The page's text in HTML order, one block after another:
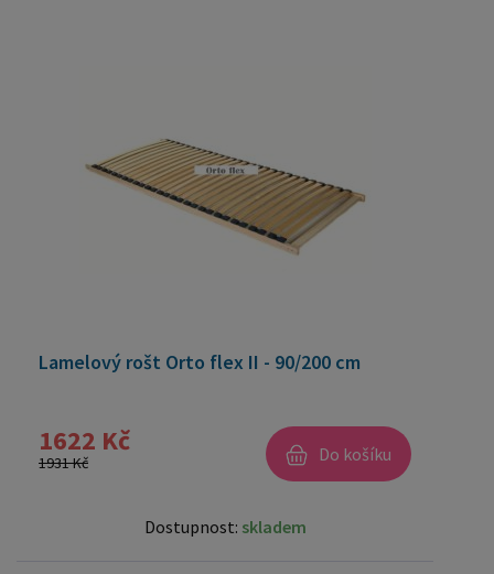
Lamelový rošt Orto flex II - 90/200 cm
1622 Kč
1931 Kč Do košíku
Dostupnost: skladem